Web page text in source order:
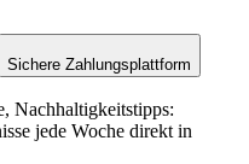
Sichere Zahlungsplattform
Nachhaltigkeitstipps:
jede Woche direkt in